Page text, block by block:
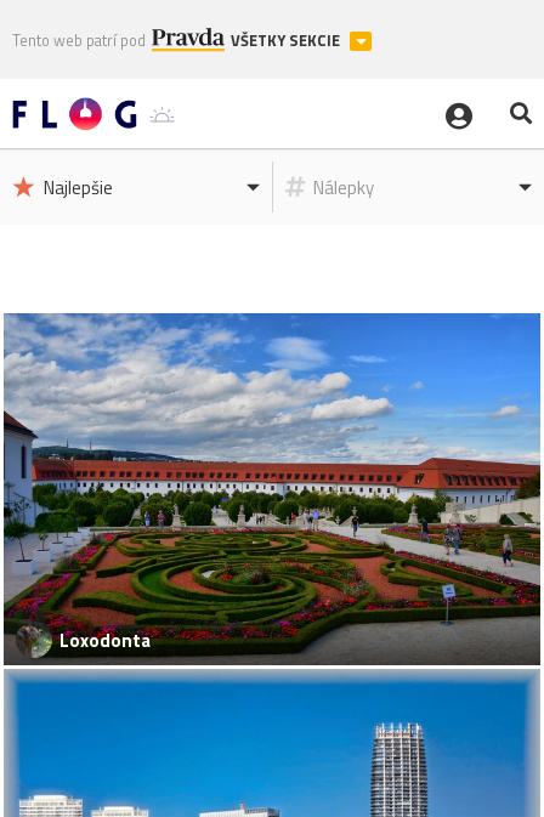
Tento web patrí pod VŠETKY SEKCIE
Najlepšie Nálepky
Loxodonta